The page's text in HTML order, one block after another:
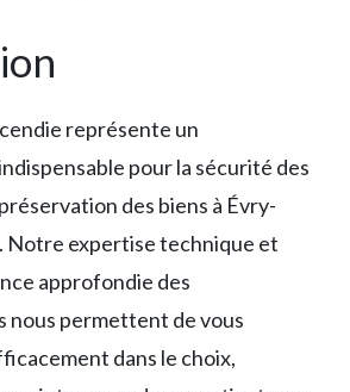
représente un
pour la sécurité des
des biens à Évry-
Notre expertise technique et
approfondie des
nous permettent de vous
dans le choix,